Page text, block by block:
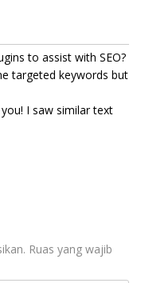
to assist with SEO?
targeted keywords but
I saw similar text
Ruas yang wajib